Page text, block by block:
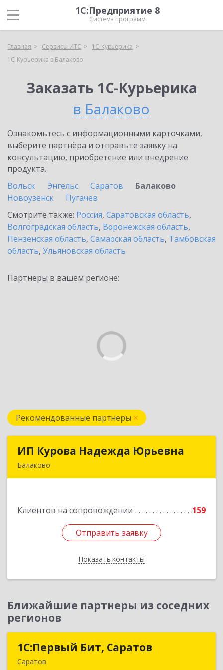
1С:Предприятие 8
Система программ
Главная Сервисы ИТС
1С-Курьерика
1С-Курьерика в Балаково
Заказать 1С-Курьерика
в Балаково
Ознакомьтесь с информационными карточками,
выберите партнёра и отправьте заявку на
консультацию, приобретение или внедрение
продукта.
Вольск
Энгельс Саратов
Балаково
Новоузенск
Пугачев
Смотрите также: Россия, Саратовская область,
Волгоградская область, Воронежская область,
Пензенская область, Самарская область, Тамбовская
область, Ульяновская область
Партнеры в вашем регионе:
Рекомендованные партнеры
ИП Курова Надежда Юрьевна
Балаково
Клиентов на сопровождении 159
Отправить заявку
Показать контакты
ИП Курова Надежда Юрьевна
Подробнее
Отправить заявку
Назад
Ближайшие партнеры из соседних
регионов
1С:Первый Бит, Саратов
Саратов
1С:Первый Бит, Саратов